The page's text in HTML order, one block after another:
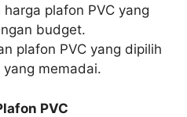
harga plafon PVC yang
budget.
plafon PVC yang dipilih
memadai.
PVC